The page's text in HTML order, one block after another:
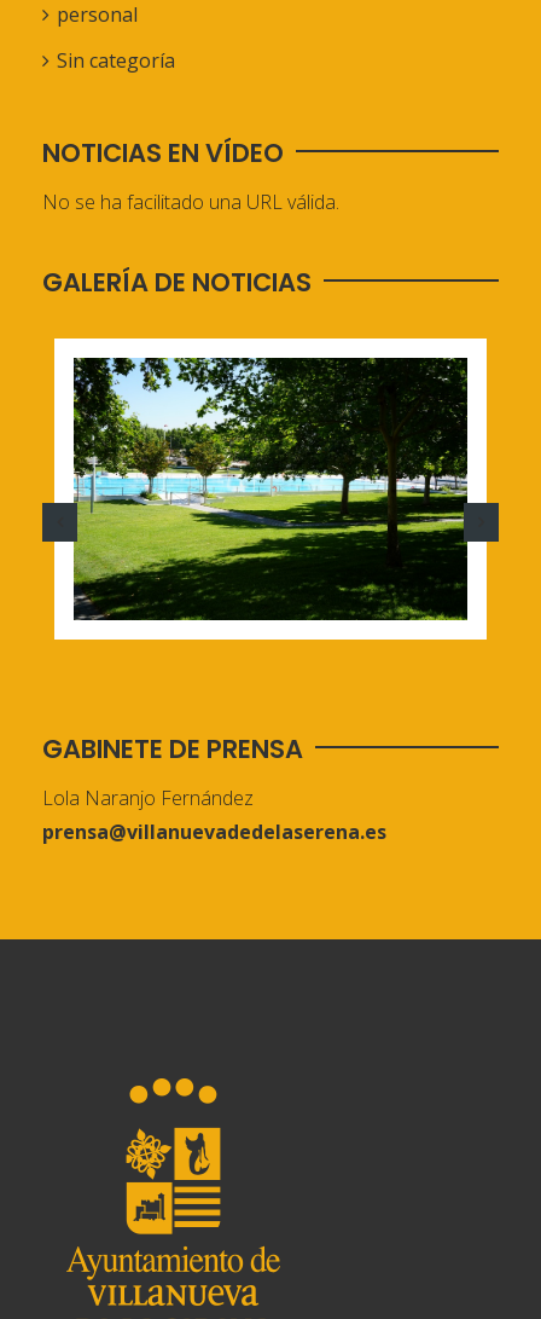
personal
Sin categoría
NOTICIAS EN VÍDEO
No se ha facilitado una URL válida.
GALERÍA DE NOTICIAS
GABINETE DE PRENSA
Lola Naranjo Fernández
prensa@villanuevadedelaserena.es